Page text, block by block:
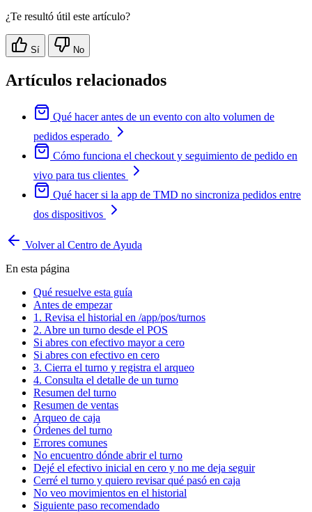
¿Te resultó útil este artículo?
Sí No
Artículos relacionados
Qué hacer antes de un evento con alto volumen de
pedidos esperado
Cómo funciona el checkout y seguimiento de pedido en
vivo para tus clientes
Qué hacer si la app de TMD no sincroniza pedidos entre
dos dispositivos
Volver al Centro de Ayuda
En esta página
Qué resuelve esta guía
Antes de empezar
1. Revisa el historial en /app/pos/turnos
2. Abre un turno desde el POS
Si abres con efectivo mayor a cero
Si abres con efectivo en cero
3. Cierra el turno y registra el arqueo
4. Consulta el detalle de un turno
Resumen del turno
Resumen de ventas
Arqueo de caja
Órdenes del turno
Errores comunes
No encuentro dónde abrir el turno
Dejé el efectivo inicial en cero y no me deja seguir
Cerré el turno y quiero revisar qué pasó en caja
No veo movimientos en el historial
Siguiente paso recomendado